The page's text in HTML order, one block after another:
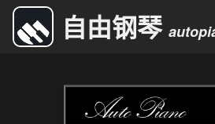
自由钢琴